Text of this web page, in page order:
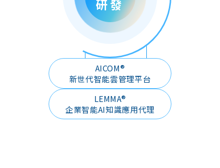
AICOM®
新世代智能雲管理平台
LEMMA®
企業智能AI知識應用代理
研發